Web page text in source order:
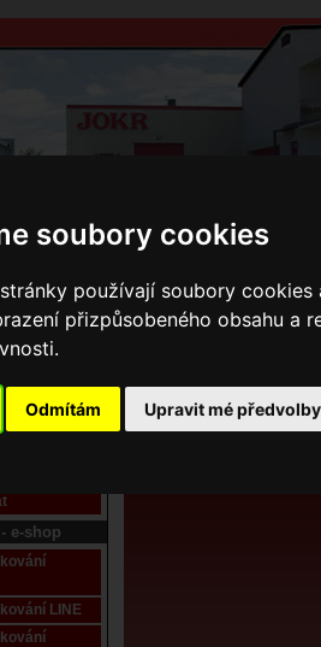
soubory cookies
používají soubory
přizpůsobeného obsahu a
Odmítám Upravit mé předvolby
Kontakty Přihlášení Ke
laser
firmy
e-shop
LINE
E-shop JOKR